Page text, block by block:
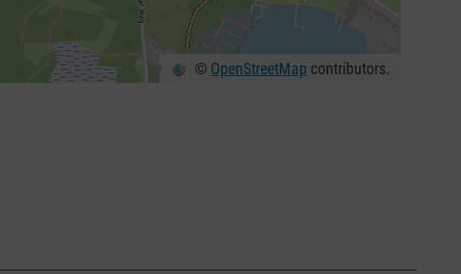
© OpenStreetMap contributors.